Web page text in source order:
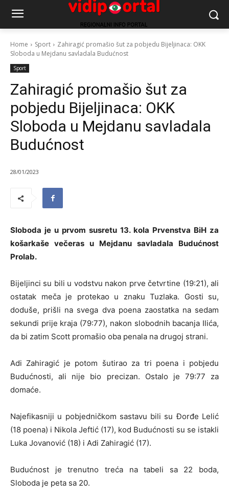
Home Sport
Zahiragić promašio šut za pobjedu Bijeljinaca: OKK
Sloboda u Mejdanu savladala Budućnost
Sport
Zahiragić promašio šut za
pobjedu Bijeljinaca: OKK
Sloboda u Mejdanu savladala
Budućnost
28/01/2023
Sloboda je u prvom susretu 13. kola Prvenstva BiH za
košarkaše večeras u Mejdanu savladala Budućnost
Prolab.
Bijeljinci su bili u vodstvu nakon prve četvrtine (19:21), ali
ostatak meča je protekao u znaku Tuzlaka. Gosti su,
doduše, prišli na svega dva poena zaostatka na sedam
sekundi prije kraja (79:77), nakon slobodnih bacanja Ilića,
da bi zatim Scott promašio oba penala na drugoj strani.
Adi Zahiragić je potom šutirao za tri poena i pobjedu
Budućnosti, ali nije bio precizan. Ostalo je 79:77 za
domaće.
Najefikasniji u pobjedničkom sastavu bili su Đorđe Lelić
(18 poena) i Nikola Jeftić (17), kod Budućnosti su se istakli
Luka Jovanović (18) i Adi Zahiragić (17).
Budućnost je trenutno treća na tabeli sa 22 boda,
Sloboda je peta sa 20.